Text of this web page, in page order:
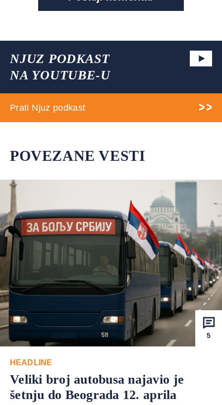
NJUZ PODKAST
NA YOUTUBE-U
Prati Njuz podkast
POVEZANE VESTI
5
HEADLINE
Veliki broj autobusa najavio je
šetnju do Beograda 12. aprila